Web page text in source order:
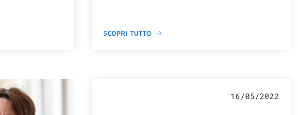
SCOPRI TUTTO
16/05/2022